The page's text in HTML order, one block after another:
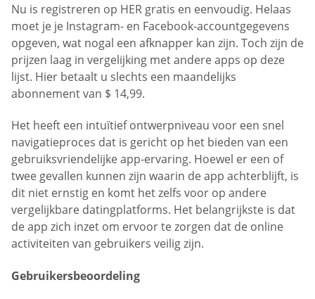
Nu is registreren op HER gratis en eenvoudig. Helaas
moet je je Instagram- en Facebook-accountgegevens
opgeven, wat nogal een afknapper kan zijn. Toch zijn de
prijzen laag in vergelijking met andere apps op deze
lijst. Hier betaalt u slechts een maandelijks
abonnement van $ 14,99.
Het heeft een intuïtief ontwerpniveau voor een snel
navigatieproces dat is gericht op het bieden van een
gebruiksvriendelijke app-ervaring. Hoewel er een of
twee gevallen kunnen zijn waarin de app achterblijft, is
dit niet ernstig en komt het zelfs voor op andere
vergelijkbare datingplatforms. Het belangrijkste is dat
de app zich inzet om ervoor te zorgen dat de online
activiteiten van gebruikers veilig zijn.
Gebruikersbeoordeling